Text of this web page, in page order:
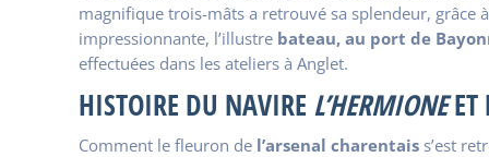
magnifique trois-mâts a retrouvé sa splendeur, grâce
impressionnante, l’illustre bateau, au port de
effectuées dans les ateliers à Anglet.
HISTOIRE DU NAVIRE L’HERMIONEET
Comment le fleuron de l’arsenal charentais s’est